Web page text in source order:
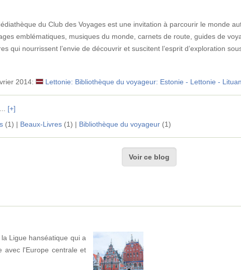
du Club des Voyages est une invitation à parcourir le monde
emblématiques, musiques du monde, carnets de route, guides de
qui nourrissent l’envie de découvrir et suscitent l’esprit d’exploration
2014: Lettonie: Bibliothèque du voyageur: Estonie - Lettonie -
[+]
(1) | Beaux-Livres(1) | Bibliothèque du voyageur(1)
Voir ce blog
Ligue hanséatique qui a
avec l'Europe centrale et